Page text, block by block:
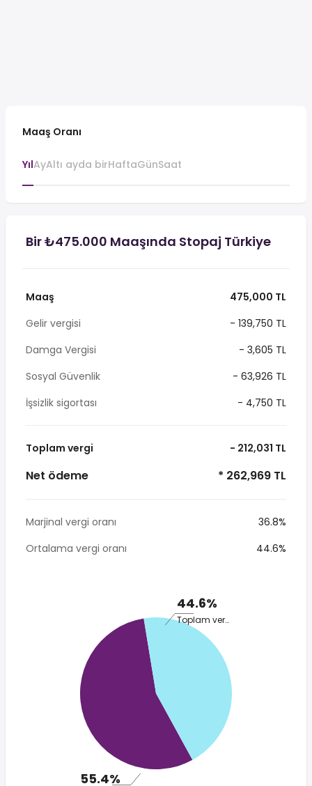
Maaş Oranı
YılAyAltı ayda birHaftaGünSaat
Bir ₺475.000 Maaşında Stopaj Türkiye
Maaş
475,000 TL
Gelir vergisi
- 139,750 TL
Damga Vergisi
- 3,605 TL
Sosyal Güvenlik
- 63,926 TL
İşsizlik sigortası
- 4,750 TL
Toplam vergi - 212,031 TL
Net ödeme * 262,969 TL
Marjinal vergi oranı
36.8%
Ortalama vergi oranı
44.6%
44.6%
Toplam vergi
55.4%